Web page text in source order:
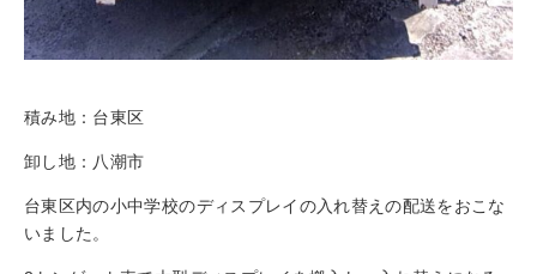
積み地：台東区
卸し地：八潮市
台東区内の小中学校のディスプレイの入れ替えの配送をおこな
いました。